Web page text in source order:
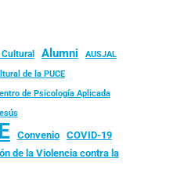
Alumni
AUSJAL
de la PUCE
de Psicología Aplicada
Convenio
COVID-19
de la Violencia contra la